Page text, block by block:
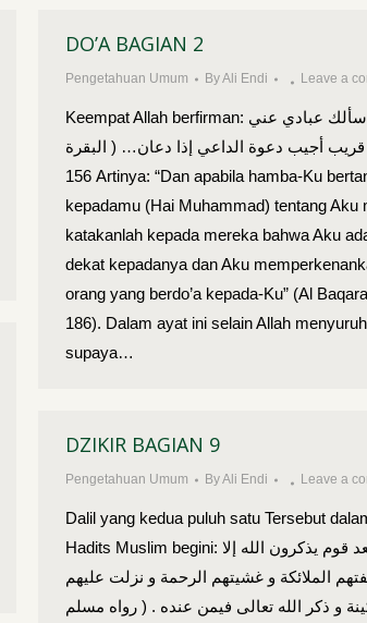
DO’A BAGIAN 2
Pengetahuan Umum ByAli Endi Leave a
Keempat Allah berfirman: و إذا سألك عبادي عني
قريب أجيب دعوة الداعي إذا دعان… ( البقرة
156 Artinya: “Dan apabila hamba-Ku bertanya
kepadamu (Hai Muhammad) tentang Aku
katakanlah kepada mereka bahwa Aku
dekat kepadanya dan Aku
orang yang berdo’a kepada-Ku” (Al
186). Dalam ayat ini selain Allah menyuruh
supaya…
DZIKIR BAGIAN 9
Pengetahuan Umum ByAli Endi Leave a
Dalil yang kedua puluh satu Tersebut
Hadits Muslim begini: لا يقعد قوم يذكرون الله إلا
الملائكة و غشيتهم الرحمة و نزلت عليهم
و ذكر الله تعالى فيمن عنده . ( رواه مسلم